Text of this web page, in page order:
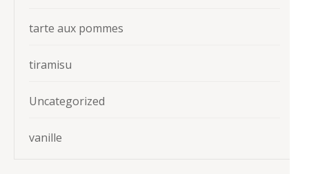
tarte aux pommes
tiramisu
Uncategorized
vanille